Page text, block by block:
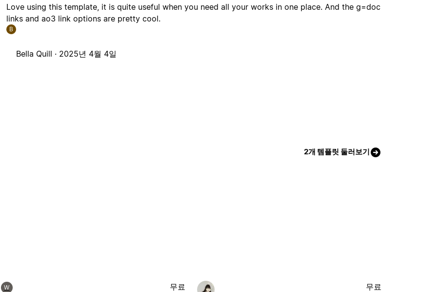
Love using this template, it is quite useful when you need all your works in one place. And the g=doc
links and ao3 link options are pretty cool.
B
Bella Quill · 2025년 4월 4일
2개 템플릿 둘러보기
W 무료 무료